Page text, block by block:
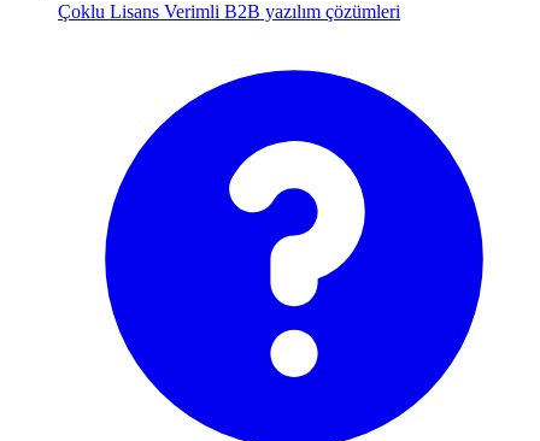
Çoklu Lisans Verimli B2B yazılım çözümleri